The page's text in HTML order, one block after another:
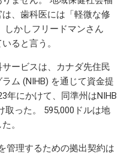
、歯科医には「軽微な修
しかしフリードマンさん
ると言う。
ービスは、カナダ先住民
ム (NIHB) を通じて資金提
年にかけて、同準州はNIHB
取った。 595,000ドルは地
。
管理するための拠出契約は